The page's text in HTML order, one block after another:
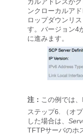
ンクローカルア
ロップダウンリ
す。バージョン4
に進みます。
注： この例では
ステップ6.
（オ
した場合は、
TFTPサーバのホ